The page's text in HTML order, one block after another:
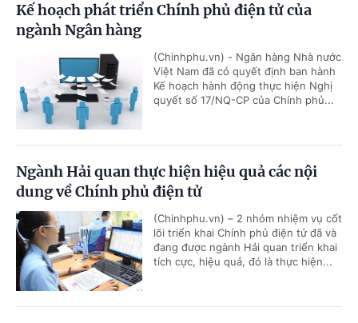
Kế hoạch phát triển Chính phủ điện tử của
ngành Ngân hàng
(Chinhphu.vn) - Ngân hàng Nhà nước
Việt Nam đã có quyết định ban hành
Kế hoạch hành động thực hiện Nghị
quyết số 17/NQ-CP của Chính phủ...
Ngành Hải quan thực hiện hiệu quả các nội
dung về Chính phủ điện tử
(Chinhphu.vn) – 2 nhóm nhiệm vụ cốt
lõi triển khai Chính phủ điện tử đã và
đang được ngành Hải quan triển khai
tích cực, hiệu quả, đó là thực hiện...